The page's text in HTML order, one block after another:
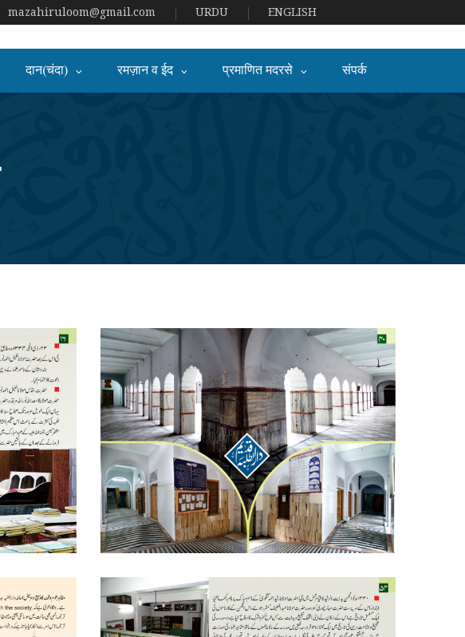
mazahiruloom@gmail.com URDU ENGLISH
दान(चंदा) रमज़ान व ईद प्रमाणित मदरसे संपर्क